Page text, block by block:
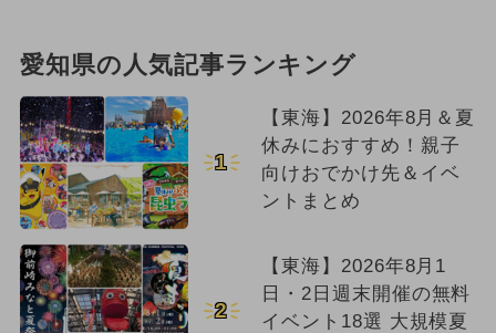
愛知県の人気記事ランキング
1
【東海】2026年8月＆夏
休みにおすすめ！親子
向けおでかけ先＆イベ
ントまとめ
2
【東海】2026年8月1
日・2日週末開催の無料
イベント18選 大規模夏